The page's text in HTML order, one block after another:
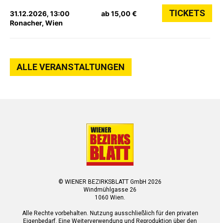
31.12.2026, 13:00
Ronacher, Wien
ab 15,00 € TICKETS
ALLE VERANSTALTUNGEN
© WIENER BEZIRKSBLATT GmbH 2026
Windmühlgasse 26
1060 Wien.
Alle Rechte vorbehalten. Nutzung ausschließlich für den privaten
Eigenbedarf. Eine Weiterverwendung und Reproduktion über den